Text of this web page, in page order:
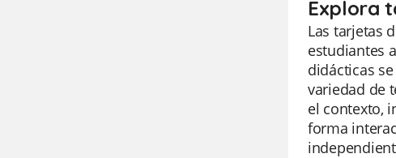
Explora
Las tarjetas
estudiantes
didácticas
variedad de
el contexto,
forma